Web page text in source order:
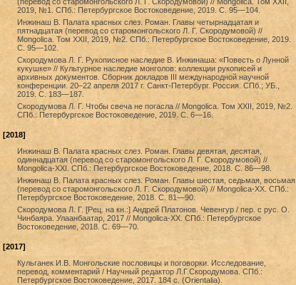
2019, №1. СПб.: Петербургское Востоковедение, 2019. C. 95—104.
Инжинаш В. Палата красных слез. Роман. Главы четырнадцатая и
пятнадцатая (перевод со старомонгольского Л. Г. Скородумовой) //
Mongolica. Том XXII, 2019, №2. СПб.: Петербургское Востоковедение, 2019.
C. 95—102.
Скородумова Л. Г. Рукописное наследие В. Инжинаша: «Повесть о Лунной
кукушке» // Культурное наследие монголов: коллекции рукописей и
архивных документов. Сборник докладов III международной научной
конференции. 20‒22 апреля 2017 г. Санкт-Петербург. Россия. СПб.; УБ.,
2019. С. 183—187.
Скородумова Л. Г. Чтобы свеча не погасла // Mongolica. Том XXII, 2019, №2.
СПб.: Петербургское Востоковедение, 2019. C. 6—16.
[2018]
Инжинаш В. Палата красных слез. Роман. Главы девятая, десятая,
одиннадцатая (перевод со старомонгольского Л. Г. Скородумовой) //
Mongolica-XXI. СПб.: Петербургское Востоковедение, 2018. С. 86—98.
Инжинаш В. Палата красных слез. Роман. Главы шестая, седьмая, восьмая
(перевод со старомонгольского Л. Г. Скородумовой) // Mongolica-XX. СПб.:
Петербургское Востоковедение, 2018. С. 81—90.
Скородумова Л. Г. [Рец. на кн.:] Андрей Платонов. Чевенгур / пер. с рус. О.
Чинбаяра. Улаанбаатар, 2017 // Mongolica-XX. СПб.: Петербургское
Востоковедение, 2018. С. 69—70.
[2017]
Кульганек И.В. Монгольские пословицы и поговорки. Исследование,
перевод, комментарий / Научный редактор Л.Г.Скородумова. СПб.:
Петербургское Востоковедение, 2017. 184 с. (Orientalia).